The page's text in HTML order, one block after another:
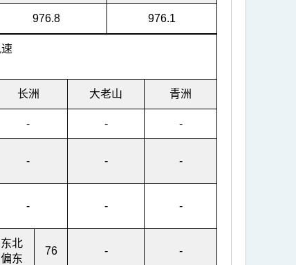
976.8 976.1
长洲 大老山 青洲
- - -
- - -
- - -
东北
偏东
76 - -